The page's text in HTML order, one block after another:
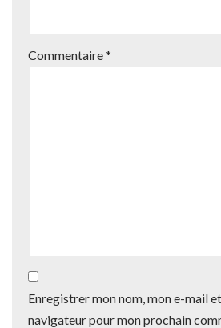
Commentaire*
Enregistrer mon nom, mon e-mail
navigateur pour mon prochain